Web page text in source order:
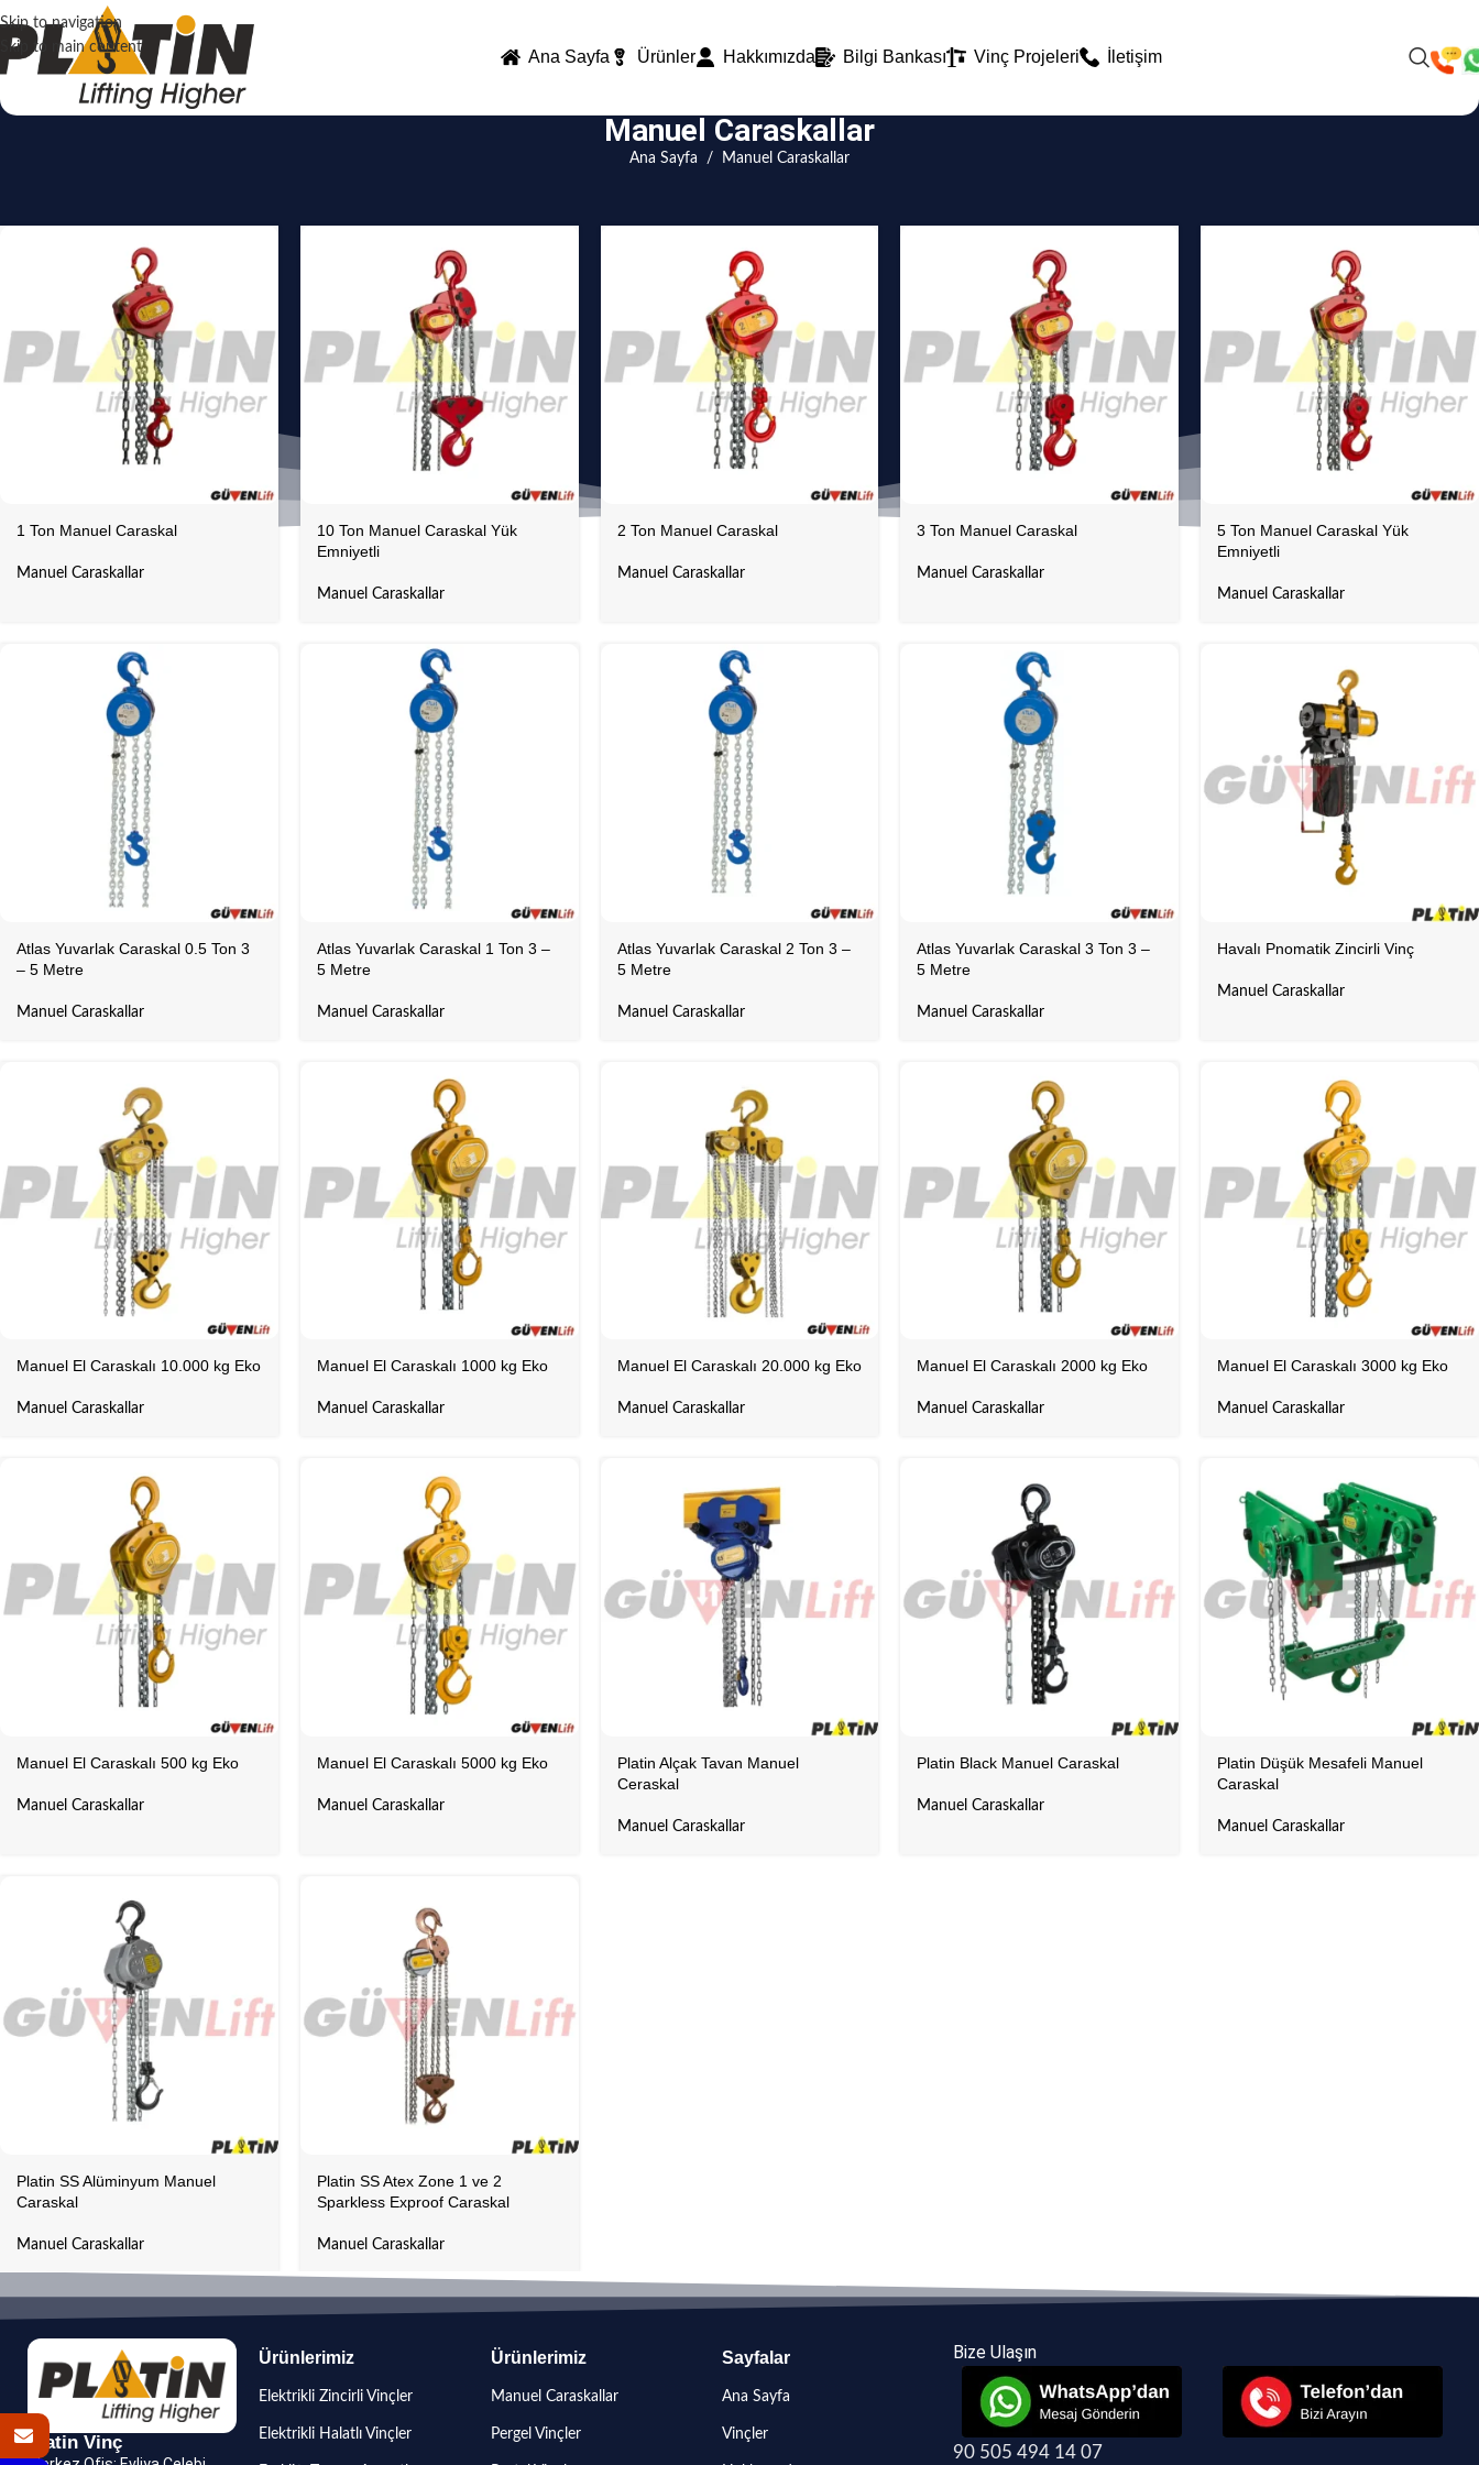
Skip to navigation
Skip to main content
Ana Sayfa Ürünler Hakkımızda Bilgi Bankası Vinç Projeleri İletişim
Manuel Caraskallar
Ana Sayfa / Manuel Caraskallar
1 Ton Manuel Caraskal
Manuel Caraskallar
10 Ton Manuel Caraskal Yük
Emniyetli
Manuel Caraskallar
2 Ton Manuel Caraskal
Manuel Caraskallar
3 Ton Manuel Caraskal
Manuel Caraskallar
5 Ton Manuel Caraskal Yük
Emniyetli
Manuel Caraskallar
Atlas Yuvarlak Caraskal 0.5 Ton 3
– 5 Metre
Manuel Caraskallar
Atlas Yuvarlak Caraskal 1 Ton 3 –
5 Metre
Manuel Caraskallar
Atlas Yuvarlak Caraskal 2 Ton 3 –
5 Metre
Manuel Caraskallar
Atlas Yuvarlak Caraskal 3 Ton 3 –
5 Metre
Manuel Caraskallar
Havalı Pnomatik Zincirli Vinç
Manuel Caraskallar
Manuel El Caraskalı 10.000 kg Eko
Manuel Caraskallar
Manuel El Caraskalı 1000 kg Eko
Manuel Caraskallar
Manuel El Caraskalı 20.000 kg Eko
Manuel Caraskallar
Manuel El Caraskalı 2000 kg Eko
Manuel Caraskallar
Manuel El Caraskalı 3000 kg Eko
Manuel Caraskallar
Manuel El Caraskalı 500 kg Eko
Manuel Caraskallar
Manuel El Caraskalı 5000 kg Eko
Manuel Caraskallar
Platin Alçak Tavan Manuel
Ceraskal
Manuel Caraskallar
Platin Black Manuel Caraskal
Manuel Caraskallar
Platin Düşük Mesafeli Manuel
Caraskal
Manuel Caraskallar
Platin SS Alüminyum Manuel
Caraskal
Manuel Caraskallar
Platin SS Atex Zone 1 ve 2
Sparkless Exproof Caraskal
Manuel Caraskallar
Platin Vinç
Ürünlerimiz
Elektrikli Zincirli Vinçler
Elektrikli Halatlı Vinçler
Ürünlerimiz
Manuel Caraskallar
Pergel Vinçler
Sayfalar
Ana Sayfa
Vinçler
Bize Ulaşın
90 505 494 14 07